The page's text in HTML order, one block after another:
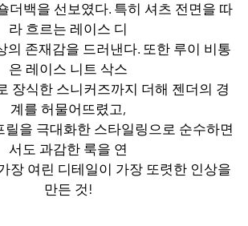
더백을 선보였다. 특히 셔츠 전면을 따
라 흐르는 레이스 디
의 존재감을 드러낸다. 또한 루이 비통
은 레이스 니트 삭스
장식한 스니커즈까지 더해 젠더의 경
계를 허물어뜨렸고,
릴을 극대화한 스타일링으로 순수하면
서도 과감한 룩을 연
장 여린 디테일이 가장 또렷한 인상을
만든 것!